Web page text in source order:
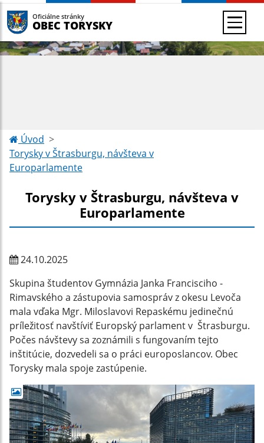
Oficiálne stránky
OBEC TORYSKY
Úvod
Torysky v Štrasburgu, návšteva v
Europarlamente
Torysky v Štrasburgu, návšteva v
Europarlamente
24.10.2025
Skupina študentov Gymnázia Janka Francisciho -
Rimavského a zástupovia samospráv z okesu Levoča
mala vďaka Mgr. Miloslavovi Repaskému jedinečnú
príležitosť navštíviť Europský parlament v Štrasburgu.
Počes návštevy sa zoznámili s fungovaním tejto
inštitúcie, dozvedeli sa o práci europoslancov. Obec
Torysky mala spoje zastúpenie.